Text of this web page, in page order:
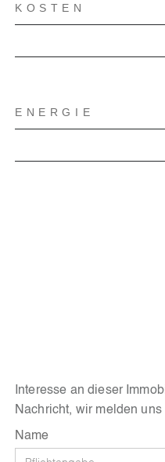
KOSTEN
ENERGIE
Interesse an dieser
Nachricht, wir melden uns
Name